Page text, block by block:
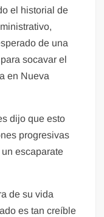
el historial de
de una
socavar el
en Nueva
dijo que esto
progresivas
escaparate
de su vida
es tan creíble